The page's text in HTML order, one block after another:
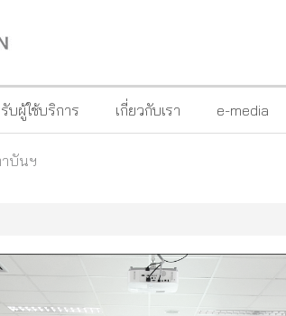
บผู้ใช้บริการ เกี่ยวกับเรา e-media
าบันฯ